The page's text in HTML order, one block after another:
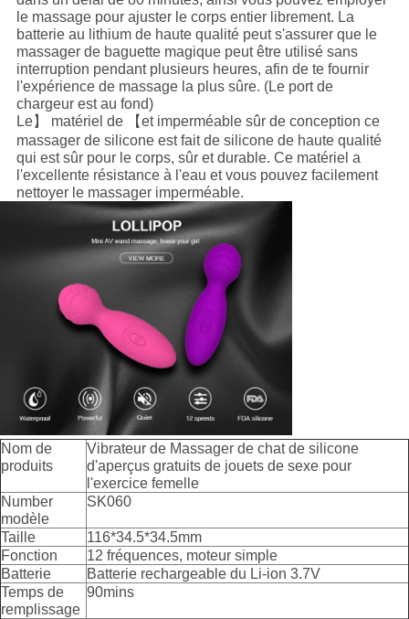
le massage pour ajuster le corps entier librement. La
batterie au lithium de haute qualité peut s'assurer que le
massager de baguette magique peut être utilisé sans
interruption pendant plusieurs heures, afin de te fournir
l'expérience de massage la plus sûre. (Le port de
chargeur est au fond)
Le】 matériel de 【et imperméable sûr de conception ce
massager de silicone est fait de silicone de haute qualité
qui est sûr pour le corps, sûr et durable. Ce matériel a
l'excellente résistance à l'eau et vous pouvez facilement
nettoyer le massager imperméable.
Nom de
produits
Vibrateur de Massager de chat de silicone
d'aperçus gratuits de jouets de sexe pour
l'exercice femelle
Number
modèle
SK060
Taille
116*34.5*34.5mm
Fonction
12 fréquences, moteur simple
Batterie
Batterie rechargeable du Li-ion 3.7V
Temps de
remplissage
90mins